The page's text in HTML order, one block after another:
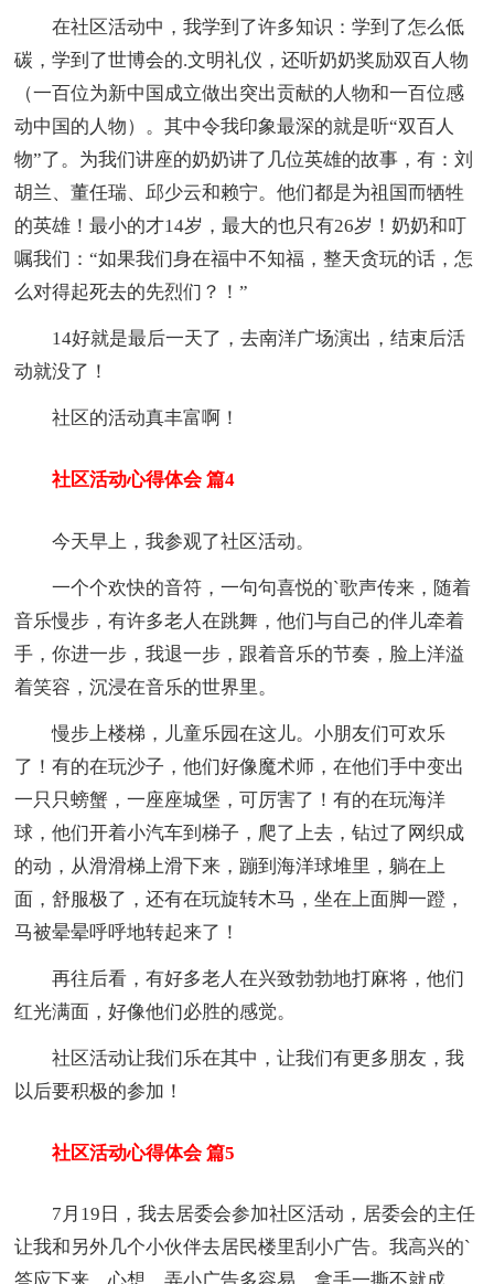
在社区活动中，我学到了许多知识：学到了怎么低
碳，学到了世博会的.文明礼仪，还听奶奶奖励双百人物
（一百位为新中国成立做出突出贡献的人物和一百位感
动中国的人物）。其中令我印象最深的就是听“双百人
物”了。为我们讲座的奶奶讲了几位英雄的故事，有：刘
胡兰、董任瑞、邱少云和赖宁。他们都是为祖国而牺牲
的英雄！最小的才14岁，最大的也只有26岁！奶奶和叮
嘱我们：“如果我们身在福中不知福，整天贪玩的话，怎
么对得起死去的先烈们？！”
14好就是最后一天了，去南洋广场演出，结束后活
动就没了！
社区的活动真丰富啊！
社区活动心得体会 篇4
今天早上，我参观了社区活动。
一个个欢快的音符，一句句喜悦的`歌声传来，随着
音乐慢步，有许多老人在跳舞，他们与自己的伴儿牵着
手，你进一步，我退一步，跟着音乐的节奏，脸上洋溢
着笑容，沉浸在音乐的世界里。
慢步上楼梯，儿童乐园在这儿。小朋友们可欢乐
了！有的在玩沙子，他们好像魔术师，在他们手中变出
一只只螃蟹，一座座城堡，可厉害了！有的在玩海洋
球，他们开着小汽车到梯子，爬了上去，钻过了网织成
的动，从滑滑梯上滑下来，蹦到海洋球堆里，躺在上
面，舒服极了，还有在玩旋转木马，坐在上面脚一蹬，
马被晕晕呼呼地转起来了！
再往后看，有好多老人在兴致勃勃地打麻将，他们
红光满面，好像他们必胜的感觉。
社区活动让我们乐在其中，让我们有更多朋友，我
以后要积极的参加！
社区活动心得体会 篇5
7月19日，我去居委会参加社区活动，居委会的主任
让我和另外几个小伙伴去居民楼里刮小广告。我高兴的`